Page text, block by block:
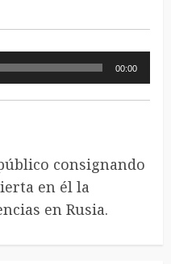
00:00
consignando
en él la
en Rusia.